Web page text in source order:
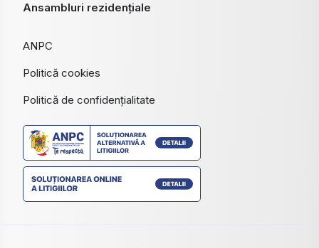
Ansambluri rezidențiale
ANPC
Politică cookies
Politică de confidențialitate